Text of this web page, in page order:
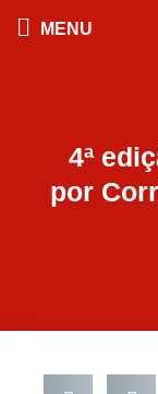
para
MENU
4ª
por